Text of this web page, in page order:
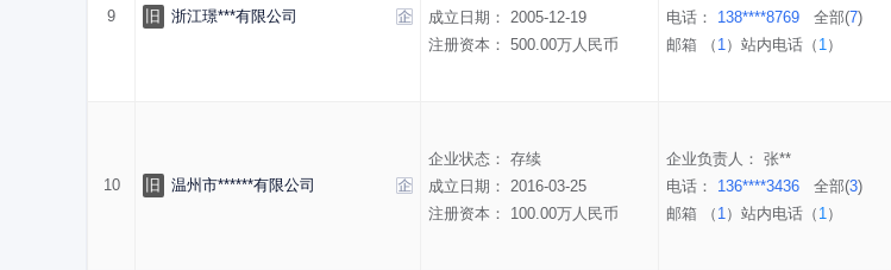
9 旧 浙江璟***有限公司
成立日期： 2005-12-19
注册资本： 500.00万人民币
电话： 138****8769 全部(7)
邮箱 （ 1） 站内电话（ 1）
10 旧 温州市******有限公司
企业状态： 存续
成立日期： 2016-03-25
注册资本： 100.00万人民币
企业负责人： 张**
电话： 136****3436 全部(3)
邮箱 （ 1） 站内电话（ 1）